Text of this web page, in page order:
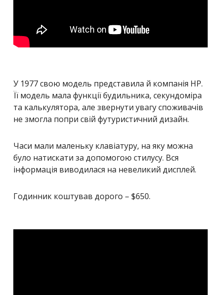
У 1977 свою модель представила й компанія HP.
Її модель мала функції будильника, секундоміра
та калькулятора, але звернути увагу споживачів
не змогла попри свій футуристичний дизайн.
Часи мали маленьку клавіатуру, на яку можна
було натискати за допомогою стилусу. Вся
інформація виводилася на невеликий дисплей.
Годинник коштував дорого – $650.